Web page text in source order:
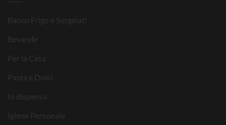
Banco Frigo e Surgelati
Bevande
Per la Casa
Pasta e Dolci
In dispensa
Igiene Personale